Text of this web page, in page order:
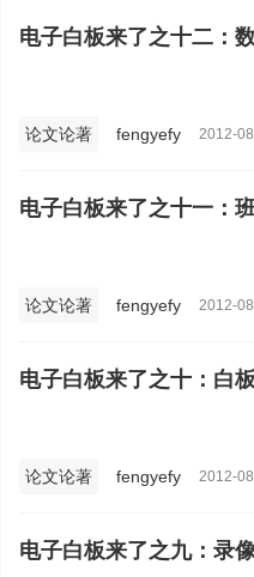
电子白板来了之十二：
论文论著 fengyefy 2012-
电子白板来了之十一：
论文论著 fengyefy 2012-
电子白板来了之十：白
论文论著 fengyefy 2012-
电子白板来了之九：录